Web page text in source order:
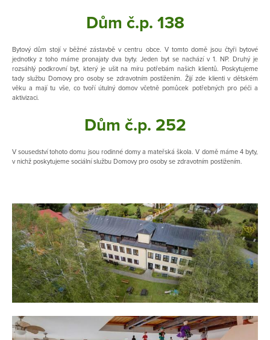
Dům č.p. 138
Bytový dům stojí v běžné zástavbě v centru obce. V tomto domě jsou čtyři bytové
jednotky z toho máme pronajaty dva byty. Jeden byt se nachází v 1. NP. Druhý je
rozsáhlý podkrovní byt, který je ušit na míru potřebám našich klientů. Poskytujeme
tady službu Domovy pro osoby se zdravotním postižením. Žijí zde klienti v dětském
věku a mají tu vše, co tvoří útulný domov včetně pomůcek potřebných pro péči a
aktivizaci.
Dům č.p. 252
V sousedství tohoto domu jsou rodinné domy a mateřská škola. V domě máme 4 byty,
v nichž poskytujeme sociální službu Domovy pro osoby se zdravotním postižením.